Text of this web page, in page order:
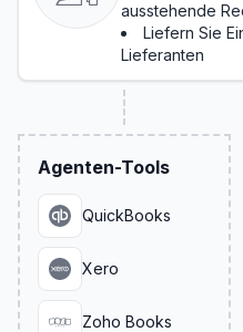
ausstehende
Liefern Sie
Lieferanten
Agenten-Tools
QuickBooks
Xero
Zoho Books